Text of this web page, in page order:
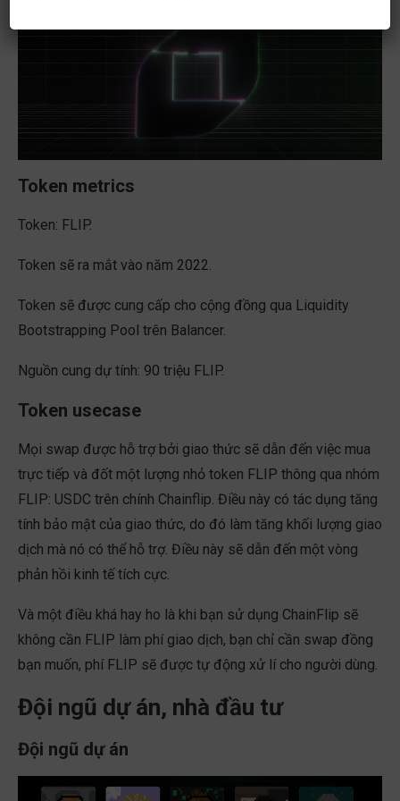
Token metrics
Token: FLIP.
Token sẽ ra mắt vào năm 2022.
Token sẽ được cung cấp cho cộng đồng qua Liquidity
Bootstrapping Pool trên Balancer.
Nguồn cung dự tính: 90 triệu FLIP.
Token usecase
Mọi swap được hỗ trợ bởi giao thức sẽ dẫn đến việc mua
trực tiếp và đốt một lượng nhỏ token FLIP thông qua nhóm
FLIP: USDC trên chính Chainflip. Điều này có tác dụng tăng
tính bảo mật của giao thức, do đó làm tăng khối lượng giao
dịch mà nó có thể hỗ trợ. Điều này sẽ dẫn đến một vòng
phản hồi kinh tế tích cực.
Và một điều khá hay ho là khi bạn sử dụng ChainFlip sẽ
không cần FLIP làm phí giao dịch, bạn chỉ cần swap đồng
bạn muốn, phí FLIP sẽ được tự động xử lí cho người dùng.
Đội ngũ dự án, nhà đầu tư
Đội ngũ dự án